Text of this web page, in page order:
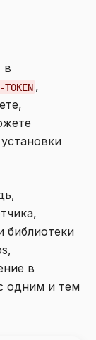
в
TOKEN ,
библиотеки
в
одним и тем